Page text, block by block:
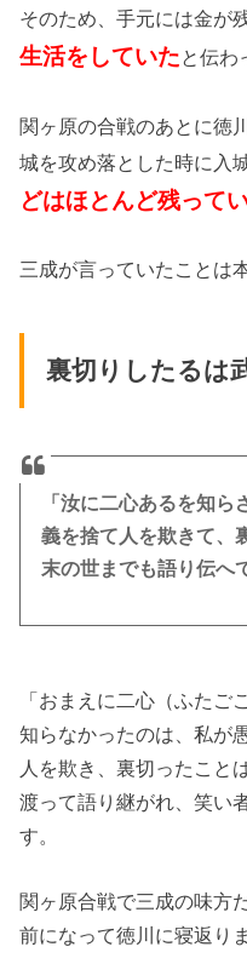
そのため、手元には金が
生活をしていたと伝わ
関ヶ原の合戦のあとに徳
城を攻め落とした時に入
どはほとんど残って
三成が言っていたことは
裏切りしたるは
「汝に二心あるを知ら
義を捨て人を欺きて、
末の世までも語り伝へ
「おまえに二心（ふたご
知らなかったのは、私が
人を欺き、裏切ったこと
渡って語り継がれ、笑い
す。
関ヶ原合戦で三成の味方
前になって徳川に寝返り